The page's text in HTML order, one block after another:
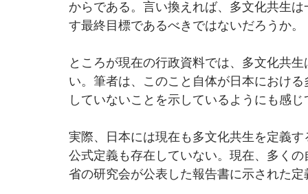
からである。言い換えれば、多文化共生
す最終目標であるべきではないだろうか。
ところが現在の行政資料では、多文化共
い。筆者は、このこと自体が日本におけ
していないことを示しているようにも感
実際、日本には現在も多文化共生を定義
公式定義も存在していない。現在、多く
省の研究会が公表した報告書に示された